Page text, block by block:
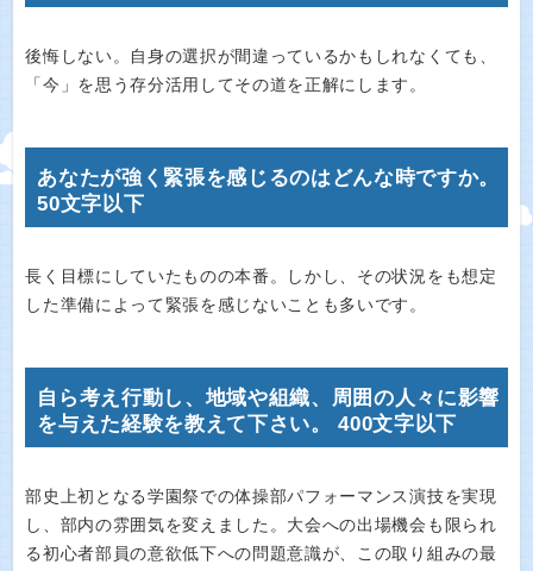
後悔しない。自身の選択が間違っているかもしれなくても、
「今」を思う存分活用してその道を正解にします。
あなたが強く緊張を感じるのはどんな時ですか。
50文字以下
長く目標にしていたものの本番。しかし、その状況をも想定
した準備によって緊張を感じないことも多いです。
自ら考え行動し、地域や組織、周囲の人々に影響
を与えた経験を教えて下さい。 400文字以下
部史上初となる学園祭での体操部パフォーマンス演技を実現
し、部内の雰囲気を変えました。大会への出場機会も限られ
る初心者部員の意欲低下への問題意識が、この取り組みの最